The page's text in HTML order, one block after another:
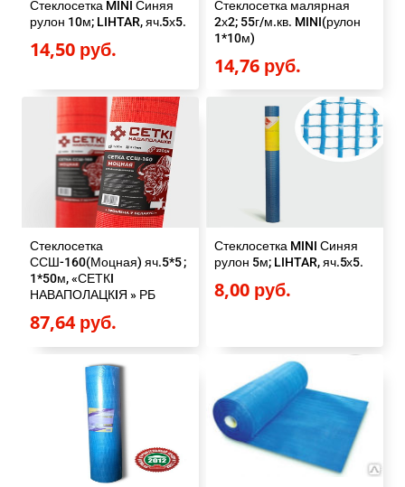
Стеклосетка MINI Синяя
рулон 10м; LIHTAR, яч.5х5.
14,50 руб.
Стеклосетка малярная
2х2; 55г/м.кв. MINI(рулон
1*10м)
14,76 руб.
Стеклосетка
ССШ-160(Моцная) яч.5*5 ;
1*50м, «СЕТКI
НАВАПОЛАЦКIЯ » РБ
87,64руб.
Стеклосетка MINI Синяя
рулон 5м; LIHTAR, яч.5х5.
8,00 руб.